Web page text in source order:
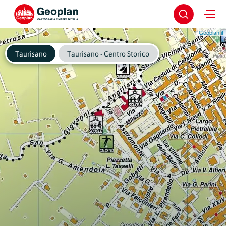
Geoplan.it
Taurisano Taurisano - Centro Storico